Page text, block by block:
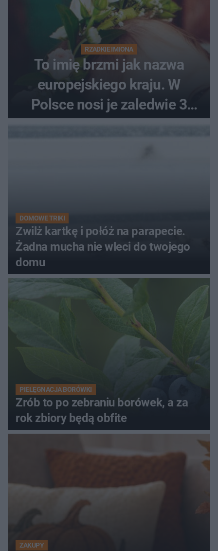
RZADKIE IMIONA
To imię brzmi jak nazwa
europejskiego kraju. W
Polsce nosi je zaledwie 3
DOMOWE TRIKI
Zwilż kartkę i połóż na parapecie.
Żadna mucha nie wleci do twojego
domu
PIELĘGNACJA BORÓWKI
Zrób to po zebraniu borówek, a za
rok zbiory będą obfite
ZAKUPY